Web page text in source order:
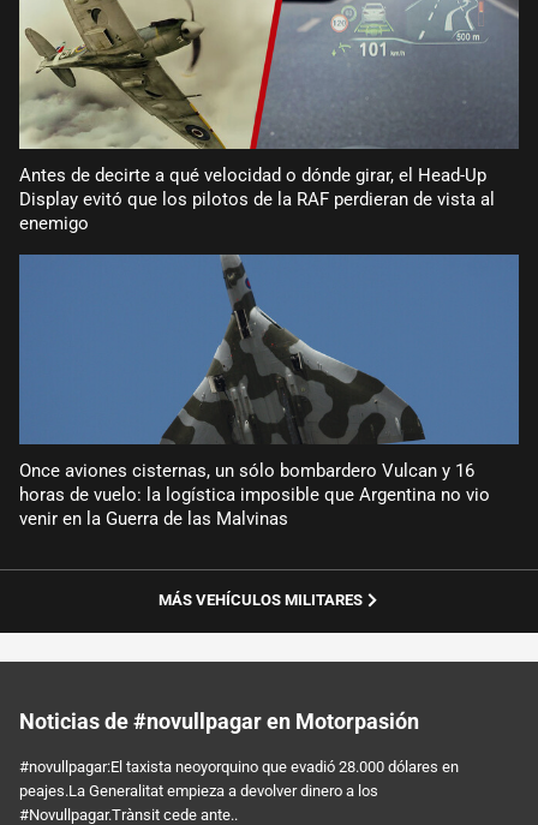
Antes de decirte a qué velocidad o dónde girar, el Head-Up
Display evitó que los pilotos de la RAF perdieran de vista al
enemigo
Once aviones cisternas, un sólo bombardero Vulcan y 16
horas de vuelo: la logística imposible que Argentina no vio
venir en la Guerra de las Malvinas
MÁS VEHÍCULOS MILITARES
Noticias de #novullpagar en Motorpasión
#novullpagar:El taxista neoyorquino que evadió 28.000 dólares en
peajes.La Generalitat empieza a devolver dinero a los
#Novullpagar.Trànsit cede ante..